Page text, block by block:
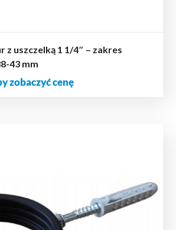
z uszczelką 1 1/4″ – zakres
43 mm
zobaczyć cenę